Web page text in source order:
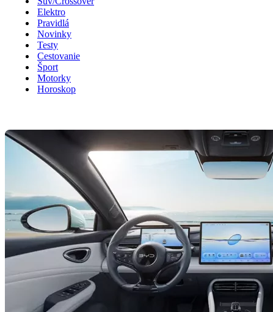
Elektro
Pravidlá
Novinky
Testy
Cestovanie
Šport
Motorky
Horoskop